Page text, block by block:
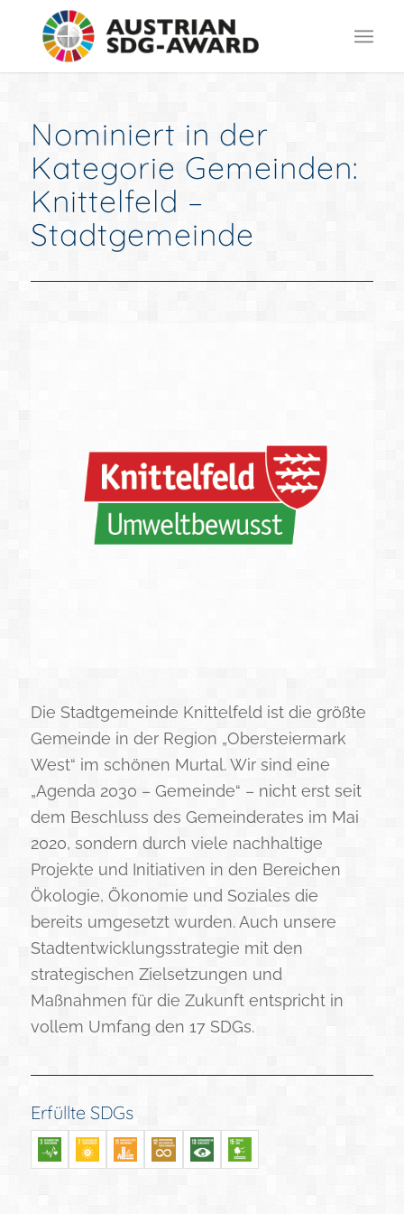
Nominiert in der
Kategorie Gemeinden:
Knittelfeld –
Stadtgemeinde
Die Stadtgemeinde Knittelfeld ist die größte
Gemeinde in der Region „Obersteiermark
West“ im schönen Murtal. Wir sind eine
„Agenda 2030 – Gemeinde“ – nicht erst seit
dem Beschluss des Gemeinderates im Mai
2020, sondern durch viele nachhaltige
Projekte und Initiativen in den Bereichen
Ökologie, Ökonomie und Soziales die
bereits umgesetzt wurden. Auch unsere
Stadtentwicklungsstrategie mit den
strategischen Zielsetzungen und
Maßnahmen für die Zukunft entspricht in
vollem Umfang den 17 SDGs.
Erfüllte SDGs